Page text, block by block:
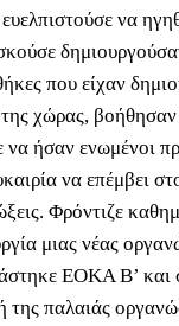
να
που είχαν
χώρας,
ήσαν ενωμένοι
να επέμβει
Φρόντιζε
μιας νέας
ΕΟΚΑ Β’ και
παλαιάς